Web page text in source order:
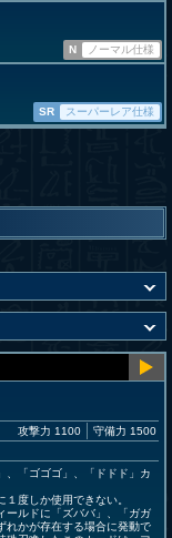
N
ノーマル仕様
SR スーパーレア仕様
攻撃力 1100 守備力 1500
、「ゴゴゴ」、「ドドド」カ
度しか使用できない。
ルドに「ズババ」、「ガガ
れかが存在する場合に発動で